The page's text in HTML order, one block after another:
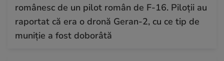
românesc de un pilot român de F-16. Piloții au
raportat că era o dronă Geran-2, cu ce tip de
muniție a fost doborâtă